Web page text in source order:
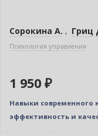
Сорокина А. , Гриц
Психология управления
1 950 ₽
Навыки современного
эффективность и